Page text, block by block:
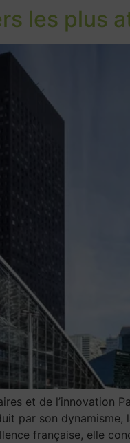
les plus
et de l’innovation
par son
française, elle